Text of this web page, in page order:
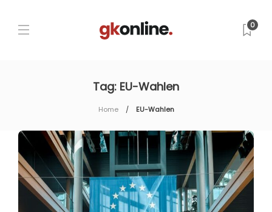
0
Tag: EU-Wahlen
Home EU-Wahlen